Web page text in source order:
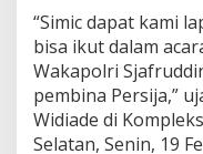
“Simic dapat kami
bisa ikut dalam
Wakapolri
pembina Persija,”
Widiade di
Selatan, Senin, 19